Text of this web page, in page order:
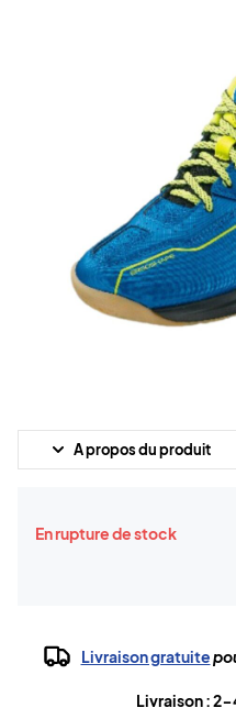
A propos du produit
En rupture de stock
Livraison gratuite
Livraison :